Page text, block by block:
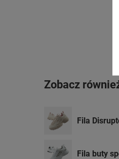
Zobacz
Fila
Fila buty